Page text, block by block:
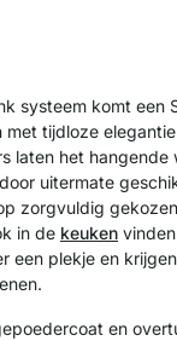
systeem komt een
tijdloze
laten het hangende
uitermate
zorgvuldig
in de keuken
een plekje en
en